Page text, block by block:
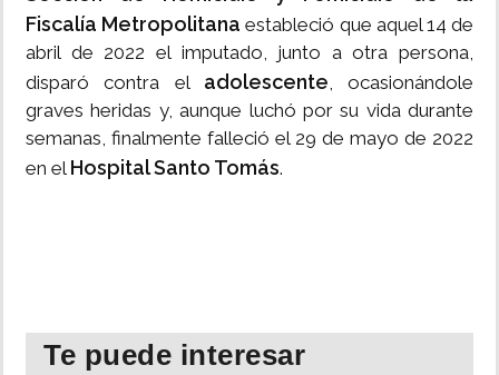
Fiscalía Metropolitana estableció que aquel 14 de
abril de 2022 el imputado, junto a otra persona,
disparó contra el adolescente, ocasionándole
graves heridas y, aunque luchó por su vida durante
semanas, finalmente falleció el 29 de mayo de 2022
en el Hospital Santo Tomás.
Te puede interesar